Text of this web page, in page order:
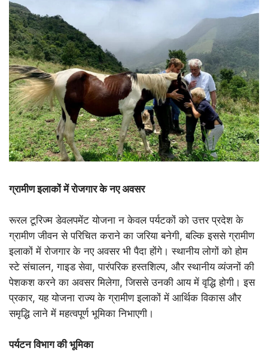
ग्रामीण इलाकों में रोजगार के नए अवसर
रूरल टूरिज्म डेवलपमेंट योजना न केवल पर्यटकों को उत्तर प्रदेश के
ग्रामीण जीवन से परिचित कराने का जरिया बनेगी, बल्कि इससे ग्रामीण
इलाकों में रोजगार के नए अवसर भी पैदा होंगे। स्थानीय लोगों को होम
स्टे संचालन, गाइड सेवा, पारंपरिक हस्तशिल्प, और स्थानीय व्यंजनों की
पेशकश करने का अवसर मिलेगा, जिससे उनकी आय में वृद्धि होगी। इस
प्रकार, यह योजना राज्य के ग्रामीण इलाकों में आर्थिक विकास और
समृद्धि लाने में महत्वपूर्ण भूमिका निभाएगी।
पर्यटन विभाग की भूमिका